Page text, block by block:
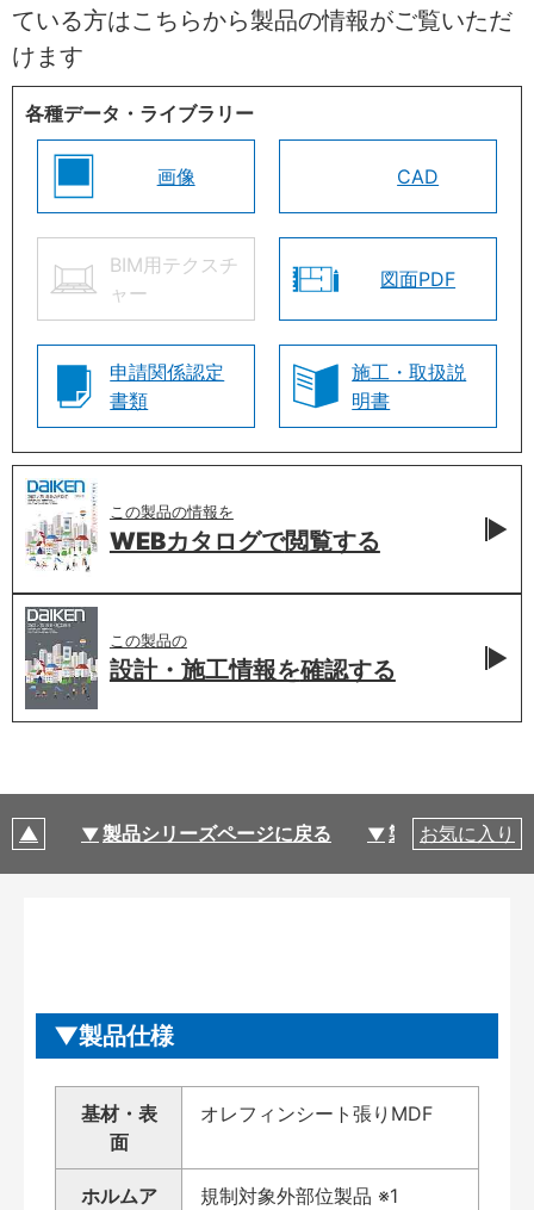
ている方はこちらから製品の情報がご覧いただ
けます
各種データ・ライブラリー
画像 CAD
BIM用テクスチ
ャー
図面PDF
申請関係認定
書類
施工・取扱説
明書
この製品の情報を
WEBカタログで閲覧する
この製品の
設計・施工情報を確認する
製品シリーズページに戻る 製品仕様
お気に入り
製品仕様
基材・表
面
オレフィンシート張りMDF
ホルムア
規制対象外部位製品 ※1